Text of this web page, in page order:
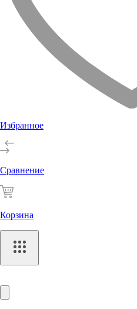
Избранное
Сравнение
Корзина